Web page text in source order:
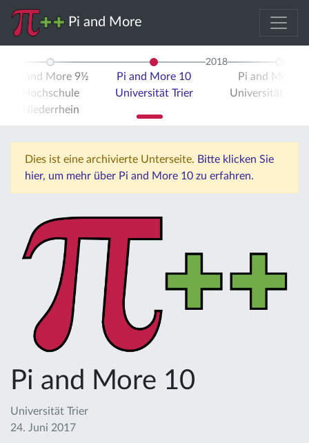
Pi and More
Pi and More 9½
Hochschule
Niederrhein
Pi and More 10
Universität Trier
2018
Pi and More
Universität
Dies ist eine archivierte Unterseite. Bitte klicken Sie
hier, um mehr über Pi and More 10 zu erfahren.
Pi and More 10
Universität Trier
24. Juni 2017